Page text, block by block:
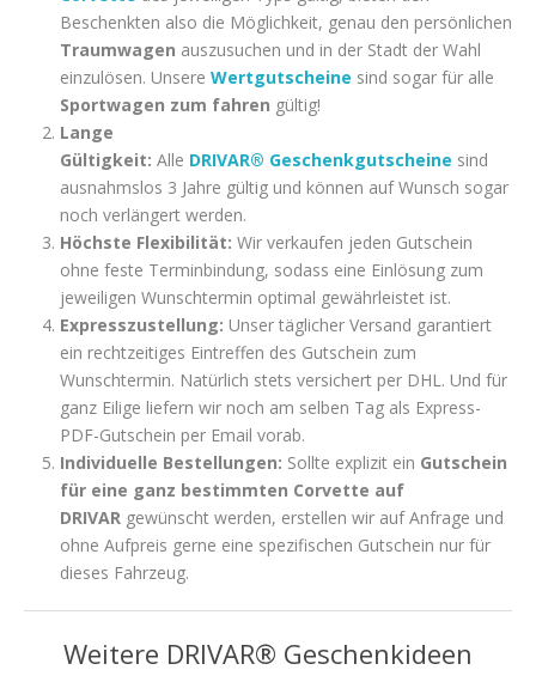
Beschenkten also die Möglichkeit, genau den persönlichen
Traumwagen auszusuchen und in der Stadt der Wahl
einzulösen. Unsere Wertgutscheine sind sogar für alle
Sportwagen zum fahren gültig!
Lange
Gültigkeit: Alle DRIVAR® Geschenkgutscheine sind
ausnahmslos 3 Jahre gültig und können auf Wunsch sogar
noch verlängert werden.
Höchste Flexibilität: Wir verkaufen jeden Gutschein
ohne feste Terminbindung, sodass eine Einlösung zum
jeweiligen Wunschtermin optimal gewährleistet ist.
Expresszustellung: Unser täglicher Versand garantiert
ein rechtzeitiges Eintreffen des Gutschein zum
Wunschtermin. Natürlich stets versichert per DHL. Und für
ganz Eilige liefern wir noch am selben Tag als Express-
PDF-Gutschein per Email vorab.
Individuelle Bestellungen: Sollte explizit ein Gutschein
für eine ganz bestimmten Corvette auf
DRIVAR gewünscht werden, erstellen wir auf Anfrage und
ohne Aufpreis gerne eine spezifischen Gutschein nur für
dieses Fahrzeug.
Weitere DRIVAR® Geschenkideen